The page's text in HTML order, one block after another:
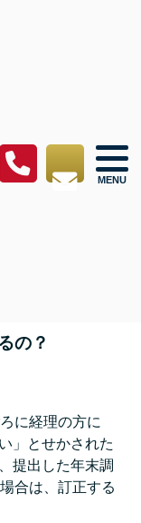
の？
に経理の方に
」とせかされた
提出した年末調
合は、訂正する